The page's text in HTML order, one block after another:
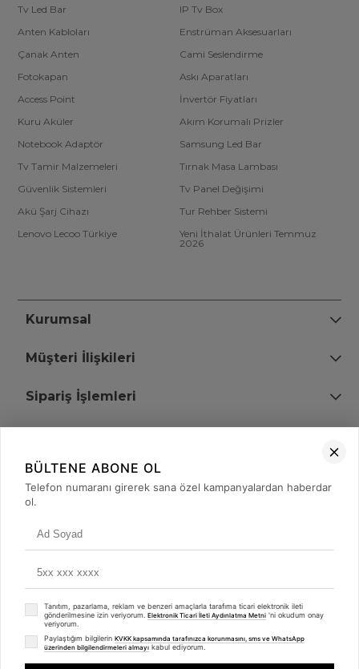
Tv Led Bar
IP Tv Box
Anten Kabloları
Enstrüman Aksesuarları
Çanak Anten
Cami Seslendirme
Fotokapan
Askı Aparatları
Access Point
İnvertör Fiyatları
Kuru Aküler
Akım Korumalı Prizler
Notebook Adaptör
Samsung Led Bar
Tv Tamir Malzemeleri
Tırnak Masa Lambası
Güvenlik Sistemleri
Tv Panel Değişimi
Akü Şarj Cihazı
Tur Rehber Sistemi
Lenovo Lecoo Türkiye
Yeni İthalat Ürünleri Temmuz
2026
Kurumsal
Müşteri İlişkileri
Sipariş İşlemleri
+90 (850) 473 08 08
© 2008 - 2026merterelektronik.com
BÜLTENE ABONE OL
Telefon numaranı girerek sana özel kampanyalardan haberdar
ol.
Tanıtım, pazarlama, reklam ve benzeri amaçlarla tarafıma ticari elektronik ileti
gönderilmesine izin veriyorum. Elektronik Ticari İleti Aydınlatma Metni 'ni okudum onay
veriyorum.
Paylaştığım bilgilerin KVKK kapsamında tarafınızca korunmasını, sms ve WhatsApp
üzerinden bilgilendirmeleri almayı kabul ediyorum.